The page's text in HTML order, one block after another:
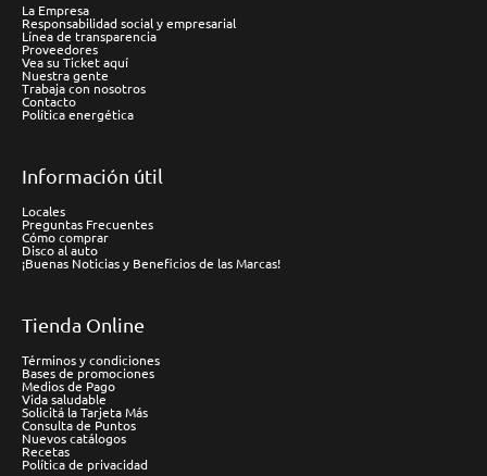
La Empresa
Responsabilidad social y empresarial
Línea de transparencia
Proveedores
Vea su Ticket aquí
Nuestra gente
Trabaja con nosotros
Contacto
Política energética
Información útil
Locales
Preguntas Frecuentes
Cómo comprar
Disco al auto
¡Buenas Noticias y Beneficios de las Marcas!
Tienda Online
Términos y condiciones
Bases de promociones
Medios de Pago
Vida saludable
Solicitá la Tarjeta Más
Consulta de Puntos
Nuevos catálogos
Recetas
Política de privacidad